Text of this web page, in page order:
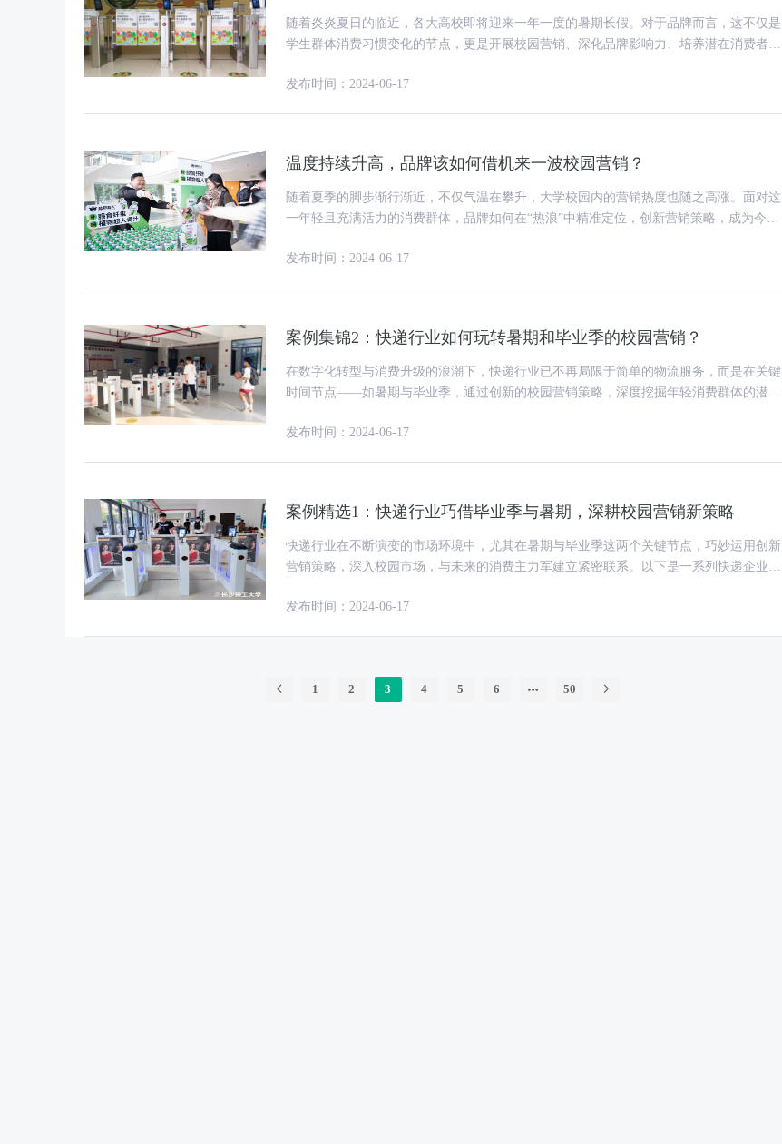
随着炎炎夏日的临近，各大高校即将迎来一年一度的暑期长假。对于品牌而言，这不仅是
学生群体消费习惯变化的节点，更是开展校园营销、深化品牌影响力、培养潜在消费者群
发布时间：2024-06-17
温度持续升高，品牌该如何借机来一波校园营销？
随着夏季的脚步渐行渐近，不仅气温在攀升，大学校园内的营销热度也随之高涨。面对这
一年轻且充满活力的消费群体，品牌如何在“热浪”中精准定位，创新营销策略，成为今夏
发布时间：2024-06-17
案例集锦2：快递行业如何玩转暑期和毕业季的校园营销？
在数字化转型与消费升级的浪潮下，快递行业已不再局限于简单的物流服务，而是在关键
时间节点——如暑期与毕业季，通过创新的校园营销策略，深度挖掘年轻消费群体的潜
发布时间：2024-06-17
案例精选1：快递行业巧借毕业季与暑期，深耕校园营销新策略
快递行业在不断演变的市场环境中，尤其在暑期与毕业季这两个关键节点，巧妙运用创新
营销策略，深入校园市场，与未来的消费主力军建立紧密联系。以下是一系列快递企业在
发布时间：2024-06-17
1 2 3 4 5 6 50